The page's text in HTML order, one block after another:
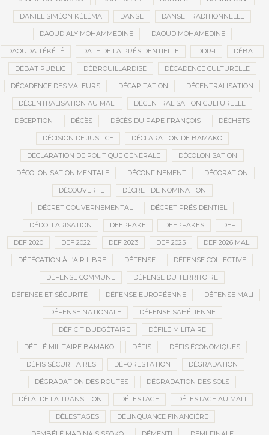
DANIEL SIMÉON KÉLÉMA DANSE DANSE TRADITIONNELLE
DAOUD ALY MOHAMMEDINE DAOUD MOHAMEDINE
DAOUDA TÉKÉTÉ DATE DE LA PRÉSIDENTIELLE DDR-I DÉBAT
DÉBAT PUBLIC DÉBROUILLARDISE DÉCADENCE CULTURELLE
DÉCADENCE DES VALEURS DÉCAPITATION DÉCENTRALISATION
DÉCENTRALISATION AU MALI DÉCENTRALISATION CULTURELLE
DÉCEPTION DÉCÈS DÉCÈS DU PAPE FRANÇOIS DÉCHETS
DÉCISION DE JUSTICE DÉCLARATION DE BAMAKO
DÉCLARATION DE POLITIQUE GÉNÉRALE DÉCOLONISATION
DÉCOLONISATION MENTALE DÉCONFINEMENT DÉCORATION
DÉCOUVERTE DÉCRET DE NOMINATION
DÉCRET GOUVERNEMENTAL DÉCRET PRÉSIDENTIEL
DÉDOLLARISATION DEEPFAKE DEEPFAKES DEF
DEF 2020 DEF 2022 DEF 2023 DEF 2025 DEF 2026 MALI
DÉFÉCATION À L’AIR LIBRE DÉFENSE DÉFENSE COLLECTIVE
DÉFENSE COMMUNE DÉFENSE DU TERRITOIRE
DÉFENSE ET SÉCURITÉ DÉFENSE EUROPÉENNE DÉFENSE MALI
DÉFENSE NATIONALE DÉFENSE SAHÉLIENNE
DÉFICIT BUDGÉTAIRE DÉFILÉ MILITAIRE
DÉFILÉ MILITAIRE BAMAKO DÉFIS DÉFIS ÉCONOMIQUES
DÉFIS SÉCURITAIRES DÉFORESTATION DÉGRADATION
DÉGRADATION DES ROUTES DÉGRADATION DES SOLS
DÉLAI DE LA TRANSITION DÉLESTAGE DÉLESTAGE AU MALI
DÉLESTAGES DÉLINQUANCE FINANCIÈRE